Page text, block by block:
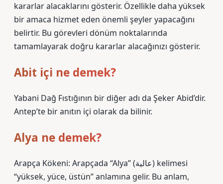
kararlar alacaklarını gösterir. Özellikle daha yüksek
bir amaca hizmet eden önemli şeyler yapacağını
belirtir. Bu görevleri dönüm noktalarında
tamamlayarak doğru kararlar alacağınızı gösterir.
Abit içi ne demek?
Yabani Dağ Fıstığının bir diğer adı da Şeker Abid’dir.
Antep’te bir anıtın içi olarak da bilinir.
Alya ne demek?
Arapça Kökeni: Arapçada “Alya” (عالية) kelimesi
“yüksek, yüce, üstün” anlamına gelir. Bu anlam,